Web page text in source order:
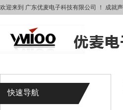
欢迎来到 广东优麦电子科技有限公司 ！ 成就
快速导航